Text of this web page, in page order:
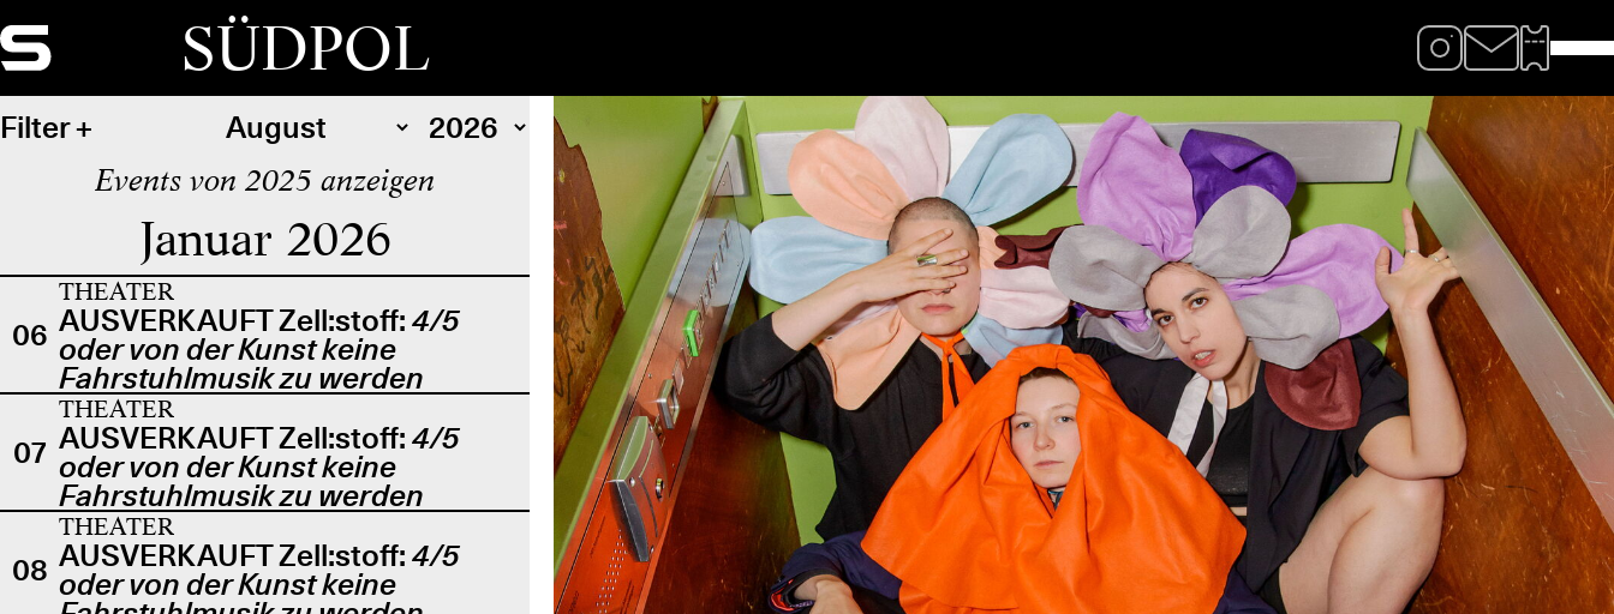
SÜDPOL
Filter
Events von 2025 anzeigen
Januar 2026
06
THEATER
AUSVERKAUFT Zell:stoff: 4/5
oder von der Kunst keine
Fahrstuhlmusik zu werden
07
THEATER
AUSVERKAUFT Zell:stoff: 4/5
oder von der Kunst keine
Fahrstuhlmusik zu werden
08
THEATER
AUSVERKAUFT Zell:stoff: 4/5
oder von der Kunst keine